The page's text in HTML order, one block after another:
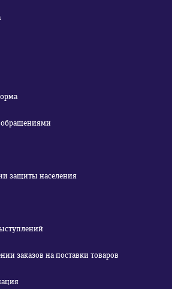
обращениями
защиты населения
заказов на поставки товаров